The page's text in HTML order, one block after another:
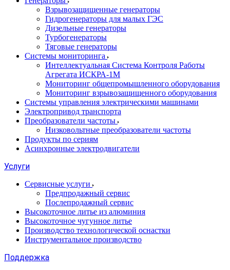
Взрывозащищенные генераторы
Гидрогенераторы для малых ГЭС
Дизельные генераторы
Турбогенераторы
Тяговые генераторы
Системы мониторинга
Интеллектуальная Система Контроля Работы
Агрегата ИСКРА-1М
Мониторинг общепромышленного оборудования
Мониторинг взрывозащищенного оборудования
Системы управления электрическими машинами
Электропривод транспорта
Преобразователи частоты
Низковольтные преобразователи частоты
Продукты по сериям
Асинхронные электродвигатели
Услуги
Сервисные услуги
Предпродажный сервис
Послепродажный сервис
Высокоточное литье из алюминия
Высокоточное чугунное литье
Производство технологической оснастки
Инструментальное производство
Поддержка